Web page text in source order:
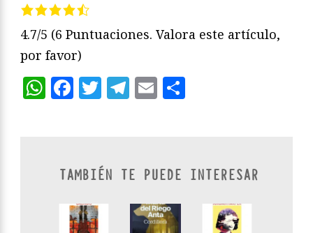
4.7/5 (6 Puntuaciones. Valora este artículo,
por favor)
WhatsApp
Facebook
Twitter
Telegram
Email
TAMBIÉN TE PUEDE INTERESAR